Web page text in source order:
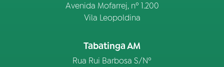
Avenida Mofarrej, nº 1.200
Vila Leopoldina
Tabatinga AM
Rua Rui Barbosa S/Nº